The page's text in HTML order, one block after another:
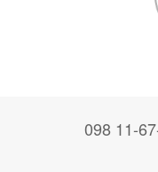
098 11-